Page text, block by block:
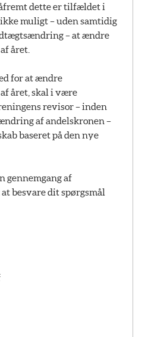
dette er tilfældet i
muligt – uden samtidig
– at ændre
året.
for at ændre
året, skal i være
revisor – inden
af andelskronen –
baseret på den nye
gennemgang af
besvare dit spørgsmål